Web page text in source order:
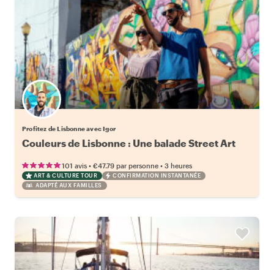
Profitez de Lisbonne avec Igor
Couleurs de Lisbonne : Une balade Street Art
101 avis • €47.79 par personne • 3 heures
ART & CULTURE TOUR
CONFIRMATION INSTANTANÉE
ADAPTÉ AUX FAMILLES